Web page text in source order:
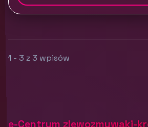
1 - 3 z 3 wpisów
e-Centrum zlewozmywaki-